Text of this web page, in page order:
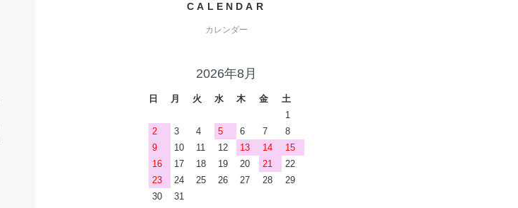
CALENDAR
カレンダー
2026年8月
日 月 火 水 木 金
土
1
2
3 4 5 6 7
8
9
10 11 12 13 14
15
16
17 18 19 20 21
22
23
24 25 26 27 28
29
30
31